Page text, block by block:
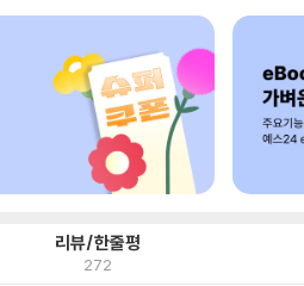
리뷰/한줄평
272